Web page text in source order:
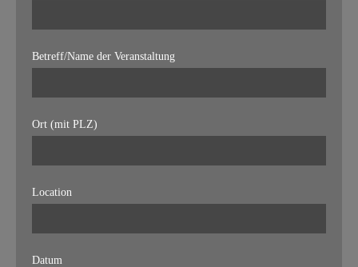
Betreff/Name der Veranstaltung
Ort (mit PLZ)
Location
Datum